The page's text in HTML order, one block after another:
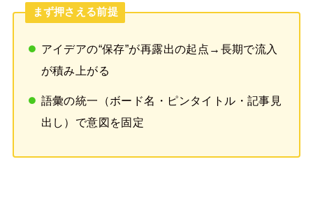
まず押さえる前提
アイデアの“保存”が再露出の起点→長期で流入
が積み上がる
語彙の統一（ボード名・ピンタイトル・記事見
出し）で意図を固定